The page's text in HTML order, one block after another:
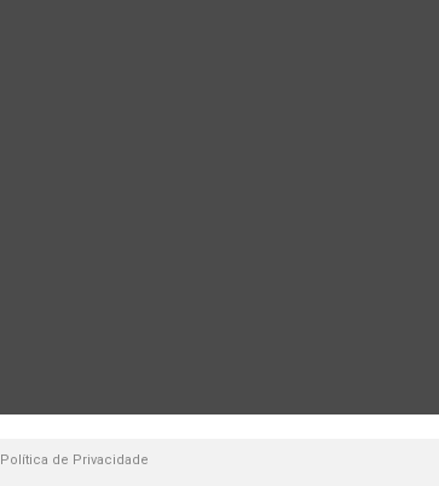
Política de Privacidade